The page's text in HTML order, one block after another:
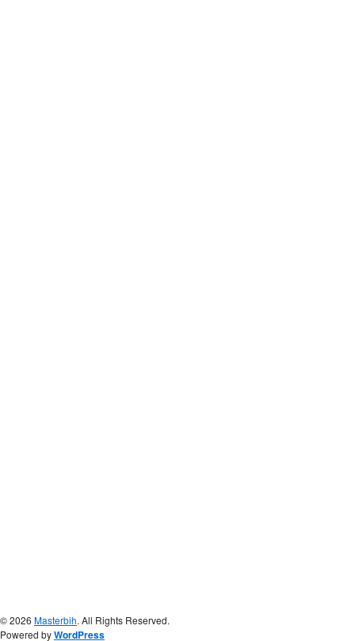
© 2026 Masterbih. All Rights Reserved.
Powered byWordPress